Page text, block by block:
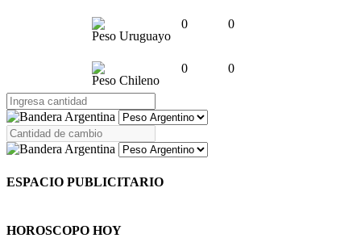
Peso Uruguayo
0 0
Peso Chileno
0 0
ESPACIO PUBLICITARIO
HOROSCOPO HOY